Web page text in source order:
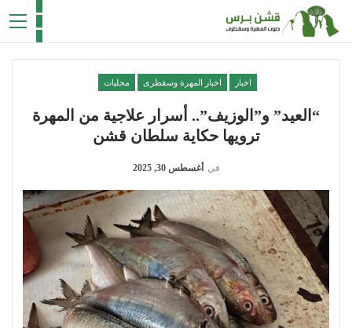
اخبار اخبار المهرة وسقطرى محليات
“العيد” و”الوزيف”.. أسرار علاجية من المهرة
ترويها حكاية سلطان قشن
في أغسطس 30, 2025